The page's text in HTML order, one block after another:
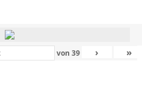
von39 › »